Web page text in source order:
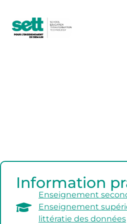
Information
Enseignement
Enseignement
littératie des données